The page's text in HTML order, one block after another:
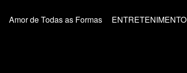
Amor de Todas as Formas ENTRETENIMENTO